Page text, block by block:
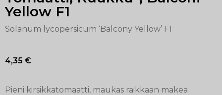
Yellow F1
Solanum lycopersicum ‘Balcony Yellow’ F1
4,35 €
Pieni kirsikkatomaatti, maukas raikkaan makea